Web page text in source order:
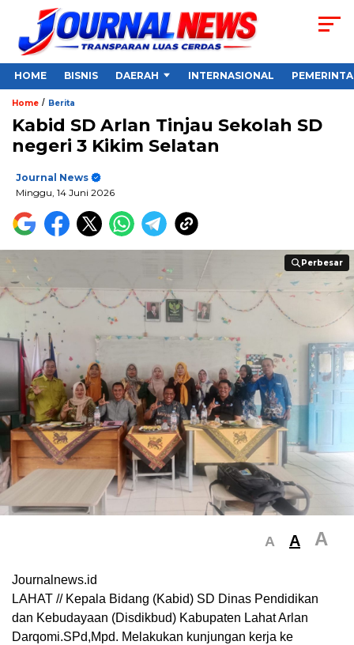
HOME BISNIS DAERAH INTERNASIONAL
Home / Berita
Kabid SD Arlan Tinjau Sekolah SD
negeri 3 Kikim Selatan
Journal News
Minggu, 14 Juni 2026
Perbesar
Perbesar
A A A
Journalnews.id
LAHAT // Kepala Bidang (Kabid) SD Dinas Pendidikan
dan Kebudayaan (Disdikbud) Kabupaten Lahat Arlan
Darqomi.SPd,Mpd. Melakukan kunjungan kerja ke